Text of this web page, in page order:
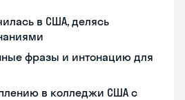
в США, делясь
фразы и интонацию для
в колледжи США с